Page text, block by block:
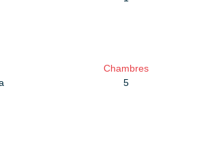
Chambres
5